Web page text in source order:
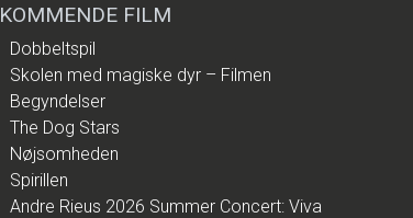
KOMMENDE FILM
Dobbeltspil
Skolen med magiske dyr – Filmen
Begyndelser
The Dog Stars
Nøjsomheden
Spirillen
Andre Rieus 2026 Summer Concert: Viva